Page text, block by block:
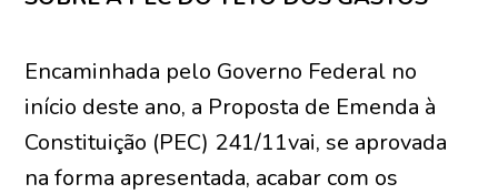
Encaminhada pelo Governo Federal no
início deste ano, a Proposta de Emenda à
Constituição (PEC) 241/11vai, se aprovada
na forma apresentada, acabar com os